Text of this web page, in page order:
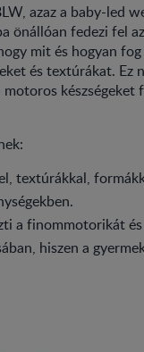
azaz a baby-led
önállóan fedezi fel
mit és hogyan
és textúrákat. Ez
készségeket
textúrákkal,
a finommotorikát
hiszen a